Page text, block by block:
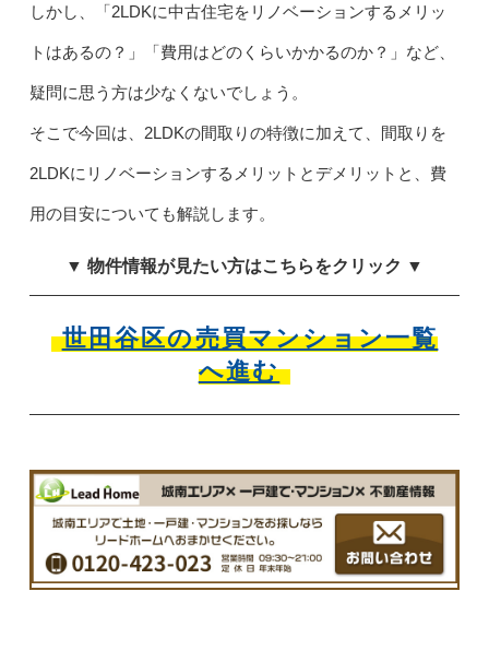
しかし、「2LDKに中古住宅をリノベーションするメリッ
トはあるの？」「費用はどのくらいかかるのか？」など、
疑問に思う方は少なくないでしょう。
そこで今回は、2LDKの間取りの特徴に加えて、間取りを
2LDKにリノベーションするメリットとデメリットと、費
用の目安についても解説します。
▼ 物件情報が見たい方はこちらをクリック ▼
世田谷区の売買マンション一覧
へ進む